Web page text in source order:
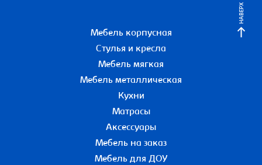
НАВЕРХ
Мебель корпусная
Стулья и кресла
Мебель мягкая
Мебель металлическая
Кухни
Матрасы
Аксессуары
Мебель на заказ
Мебель для ДОУ